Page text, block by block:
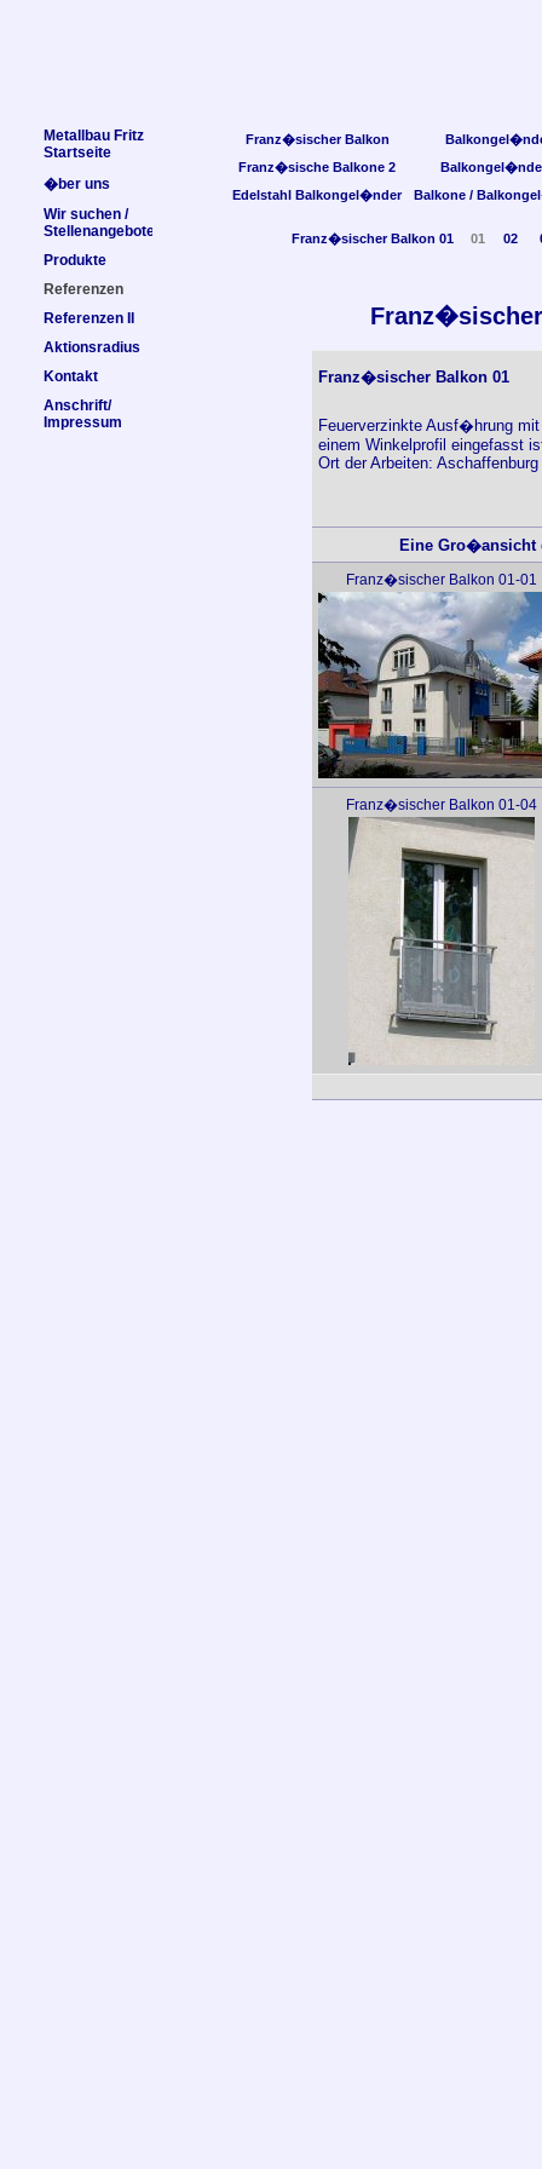
Franz�sischer Balkon 01
Feuerverzinkte Ausf�hrung
einem Winkelprofil eingefasst
Ort der Arbeiten:
Eine Gro�ansicht
Franz�sischer Balkon 01-01
Franz�sischer Balkon 01-04
Franz�sischer Balkon
Franz�sische Balkone 2
Edelstahl Balkongel�nder
Balkone /
Franz�sischer Balkon 01 01 02
Metallbau Fritz
Startseite
�ber uns
Wir suchen /
Stellenangebote
Produkte
Referenzen
Referenzen II
Aktionsradius
Kontakt
Anschrift/
Impressum